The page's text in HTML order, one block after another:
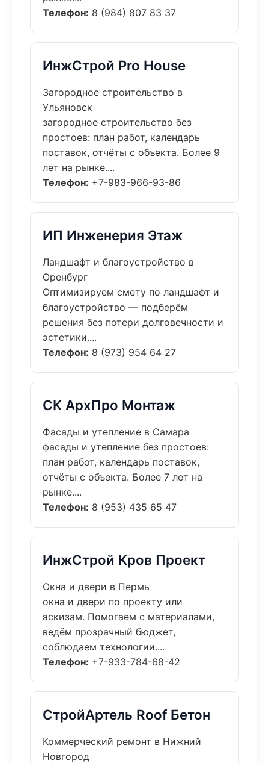
Телефон: 8 (984) 807 83 37
ИнжСтрой Pro House
Загородное строительство в
Ульяновск
загородное строительство без
простоев: план работ, календарь
поставок, отчёты с объекта. Более 9
лет на рынке....
Телефон: +7-983-966-93-86
ИП Инженерия Этаж
Ландшафт и благоустройство в
Оренбург
Оптимизируем смету по ландшафт и
благоустройство — подберём
решения без потери долговечности и
эстетики....
Телефон: 8 (973) 954 64 27
СК АрхПро Монтаж
Фасады и утепление в Самара
фасады и утепление без простоев:
план работ, календарь поставок,
отчёты с объекта. Более 7 лет на
рынке....
Телефон: 8 (953) 435 65 47
ИнжСтрой Кров Проект
Окна и двери в Пермь
окна и двери по проекту или
эскизам. Помогаем с материалами,
ведём прозрачный бюджет,
соблюдаем технологии....
Телефон: +7-933-784-68-42
СтройАртель Roof Бетон
Коммерческий ремонт в Нижний
Новгород